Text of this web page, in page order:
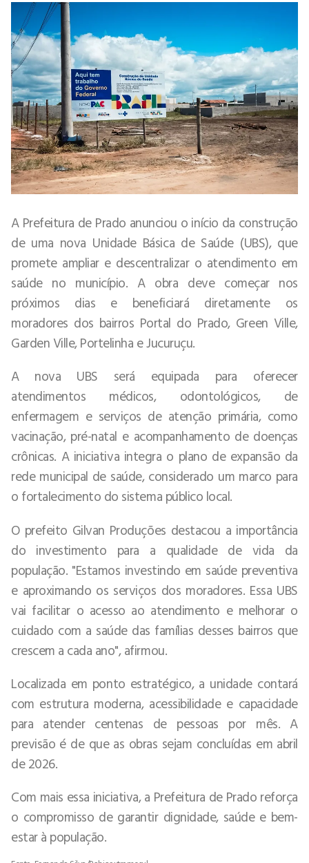
A Prefeitura de Prado anunciou o início da construção
de uma nova Unidade Básica de Saúde (UBS), que
promete ampliar e descentralizar o atendimento em
saúde no município. A obra deve começar nos
próximos dias e beneficiará diretamente os
moradores dos bairros Portal do Prado, Green Ville,
Garden Ville, Portelinha e Jucuruçu.
A nova UBS será equipada para oferecer
atendimentos médicos, odontológicos, de
enfermagem e serviços de atenção primária, como
vacinação, pré-natal e acompanhamento de doenças
crônicas. A iniciativa integra o plano de expansão da
rede municipal de saúde, considerado um marco para
o fortalecimento do sistema público local.
O prefeito Gilvan Produções destacou a importância
do investimento para a qualidade de vida da
população. "Estamos investindo em saúde preventiva
e aproximando os serviços dos moradores. Essa UBS
vai facilitar o acesso ao atendimento e melhorar o
cuidado com a saúde das famílias desses bairros que
crescem a cada ano", afirmou.
Localizada em ponto estratégico, a unidade contará
com estrutura moderna, acessibilidade e capacidade
para atender centenas de pessoas por mês. A
previsão é de que as obras sejam concluídas em abril
de 2026.
Com mais essa iniciativa, a Prefeitura de Prado reforça
o compromisso de garantir dignidade, saúde e bem-
estar à população.